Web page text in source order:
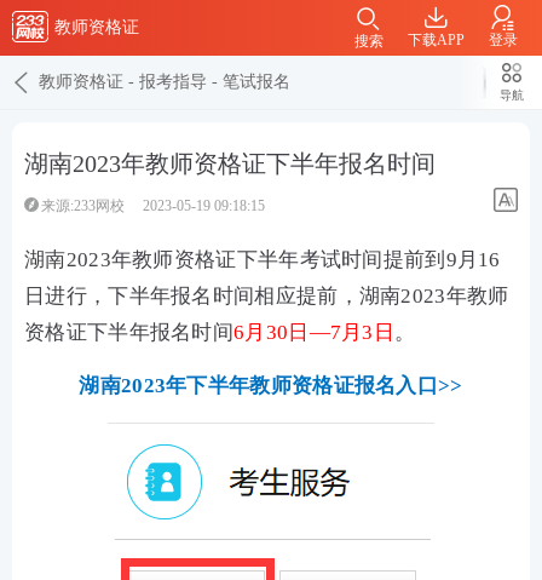
教师资格证
下载APP 登录
搜索
教师资格证 - 报考指导 - 笔试报名
导航
湖南2023年教师资格证下半年报名时间
来源:233网校 2023-05-19 09:18:15
湖南2023年教师资格证下半年考试时间提前到9月16
日进行，下半年报名时间相应提前，湖南2023年教师
资格证下半年报名时间6月30日—7月3日 。
湖南2023年下半年教师资格证报名入口>>